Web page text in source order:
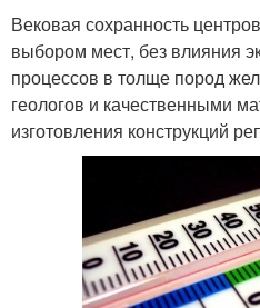
Вековая сохранность
выбором мест, без влияния
процессов в толще пород
геологов и качественными
изготовления конструкций